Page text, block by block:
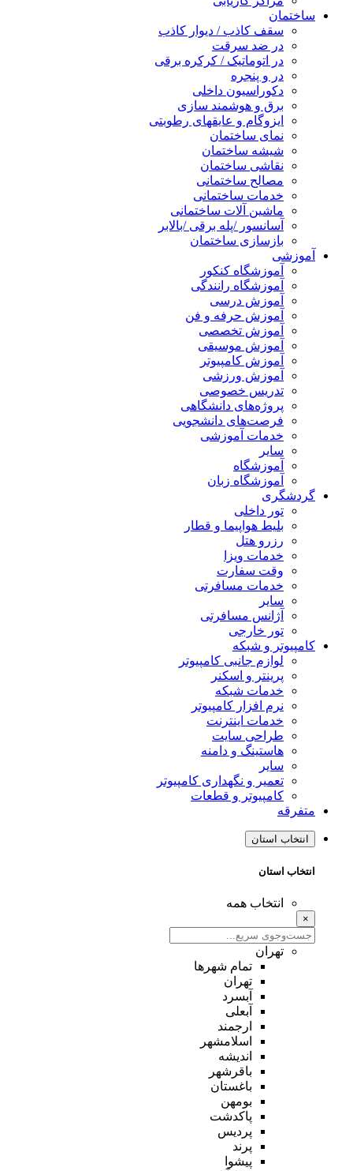
ساختمان
سقف کاذب / دیوار کاذب
در ضد سرقت
در اتوماتیک / کرکره برقی
در و پنجره
دکوراسیون داخلی
برق و هوشمند سازی
ایزوگام و عایقهای رطوبتی
نمای ساختمان
شیشه ساختمان
نقاشی ساختمان
مصالح ساختمانی
خدمات ساختمانی
ماشین آلات ساختمانی
آسانسور /پله برقی /بالابر
بازسازی ساختمان
آموزشی
آموزشگاه کنکور
آموزشگاه رانندگی
آموزش درسی
آموزش حرفه و فن
آموزش تخصصی
آموزش موسیقی
آموزش کامپیوتر
آموزش ورزشی
تدریس خصوصی
پروژه‌های دانشگاهی
فرصت‌های دانشجویی
خدمات آموزشی
سایر
آموزشگاه
آموزشگاه زبان
گردشگری
تور داخلی
بلیط هواپیما و قطار
رزرو هتل
خدمات ویزا
وقت سفارت
خدمات مسافرتی
سایر
آژانس مسافرتی
تور خارجی
کامپیوتر و شبکه
لوازم جانبی کامپیوتر
پرینتر و اسکنر
خدمات شبکه
نرم افزار کامپیوتر
خدمات اینترنت
طراحی سایت
هاستینگ و دامنه
سایر
تعمیر و نگهداری کامپیوتر
کامپیوتر و قطعات
متفرقه
انتخاب استان
انتخاب استان
انتخاب همه
×
تهران
تمام شهر‌ها
تهران
آبسرد
آبعلی
ارجمند
اسلامشهر
اندیشه
باقرشهر
باغستان
بومهن
پاکدشت
پردیس
پرند
پیشوا